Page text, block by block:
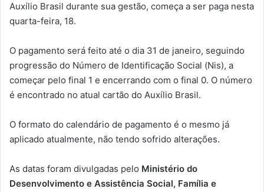
Auxílio Brasil durante sua gestão, começa a ser paga nesta
quarta-feira, 18.
O pagamento será feito até o dia 31 de janeiro, seguindo
progressão do Número de Identificação Social (Nis), a
começar pelo final 1 e encerrando com o final 0. O número
é encontrado no atual cartão do Auxílio Brasil.
O formato do calendário de pagamento é o mesmo já
aplicado atualmente, não tendo sofrido alterações.
As datas foram divulgadas pelo Ministério do
Desenvolvimento e Assistência Social, Família e